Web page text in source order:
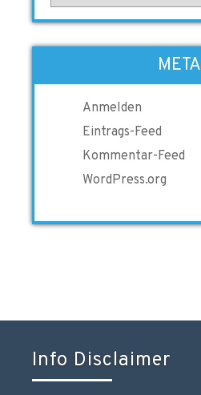
META
Anmelden
Eintrags-Feed
Kommentar-Feed
WordPress.org
Info Disclaimer